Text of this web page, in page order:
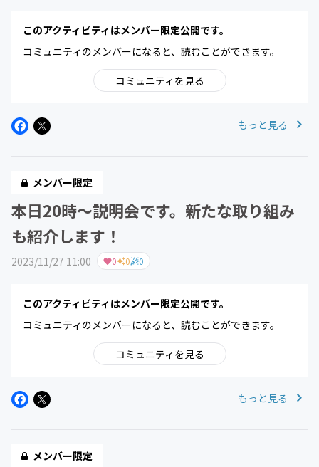
このアクティビティはメンバー限定公開です。
コミュニティのメンバーになると、読むことができます。
コミュニティを見る
もっと見る
メンバー限定
本日20時～説明会です。新たな取り組み
も紹介します！
2023/11/27 11:00 0 0 0
このアクティビティはメンバー限定公開です。
コミュニティのメンバーになると、読むことができます。
コミュニティを見る
もっと見る
メンバー限定